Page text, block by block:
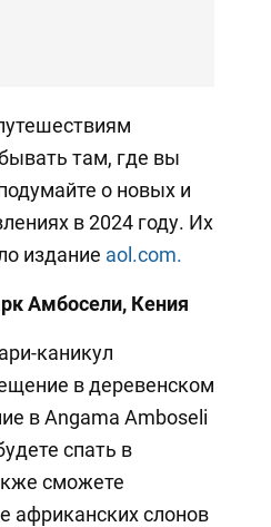
там, где вы
о новых и
в 2024 году. Их
издание aol.com.
Амбосели, Кения
каникул
в деревенском
в Angama Amboseli
спать в
сможете
африканских слонов